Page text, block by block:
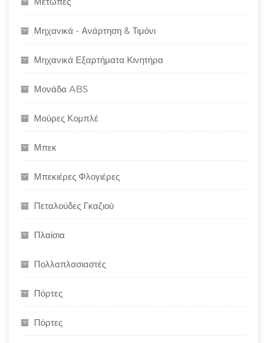
Μηχανικά - Ανάρτηση & Τιμόνι
Μηχανικά Εξαρτήματα Κινητήρα
Μονάδα ABS
Μούρες Κομπλέ
Μπεκ
Μπεκιέρες Φλογιέρες
Πεταλούδες Γκαζιού
Πλαίσια
Πολλαπλασιαστές
Πόρτες
Πόρτες